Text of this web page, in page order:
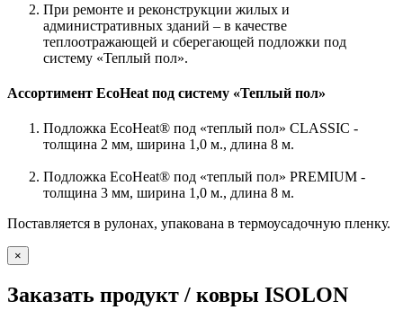
При ремонте и реконструкции жилых и
административных зданий – в качестве
теплоотражающей и сберегающей подложки под
систему «Теплый пол».
Ассортимент EcoHeat под систему «Теплый пол»
Подложка EcoHeat® под «теплый пол» CLASSIC -
толщина 2 мм, ширина 1,0 м., длина 8 м.
Подложка EcoHeat® под «теплый пол» PREMIUM -
толщина 3 мм, ширина 1,0 м., длина 8 м.
Поставляется в рулонах, упакована в термоусадочную пленку.
×
Заказать продукт / ковры ISOLON